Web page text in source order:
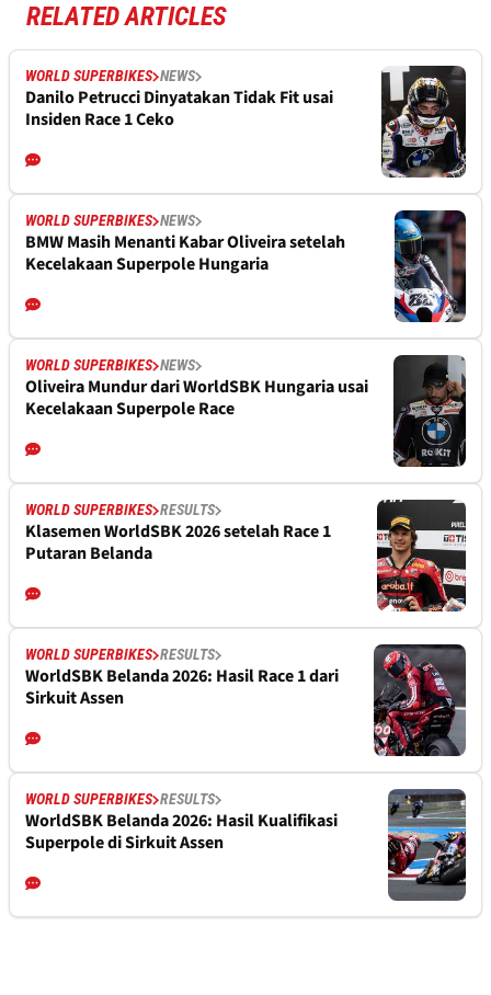
RELATED ARTICLES
WORLD SUPERBIKES NEWS
Danilo Petrucci Dinyatakan Tidak Fit usai
Insiden Race 1 Ceko
WORLD SUPERBIKES NEWS
BMW Masih Menanti Kabar Oliveira setelah
Kecelakaan Superpole Hungaria
WORLD SUPERBIKES NEWS
Oliveira Mundur dari WorldSBK Hungaria usai
Kecelakaan Superpole Race
WORLD SUPERBIKES RESULTS
Klasemen WorldSBK 2026 setelah Race 1
Putaran Belanda
WORLD SUPERBIKES RESULTS
WorldSBK Belanda 2026: Hasil Race 1 dari
Sirkuit Assen
WORLD SUPERBIKES RESULTS
WorldSBK Belanda 2026: Hasil Kualifikasi
Superpole di Sirkuit Assen